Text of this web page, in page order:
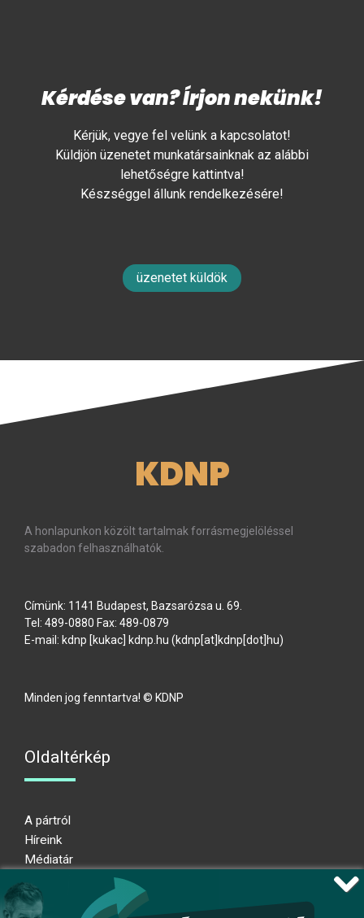
Kérdése van? Írjon nekünk!
Kérjük, vegye fel velünk a kapcsolatot!
Küldjön üzenetet munkatársainknak az alábbi
lehetőségre kattintva!
Készséggel állunk rendelkezésére!
üzenetet küldök
KDNP
A honlapunkon közölt tartalmak forrásmegjelöléssel
szabadon felhasználhatók.
Címünk: 1141 Budapest, Bazsarózsa u. 69.
Tel: 489-0880 Fax: 489-0879
E-mail: kdnp [kukac] kdnp.hu (kdnp[at]kdnp[dot]hu)
Minden jog fenntartva! © KDNP
Oldaltérkép
A pártról
Híreink
Médiatár
Adatkezelési nyilatkozat